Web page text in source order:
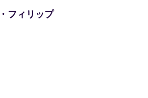
フィリップ